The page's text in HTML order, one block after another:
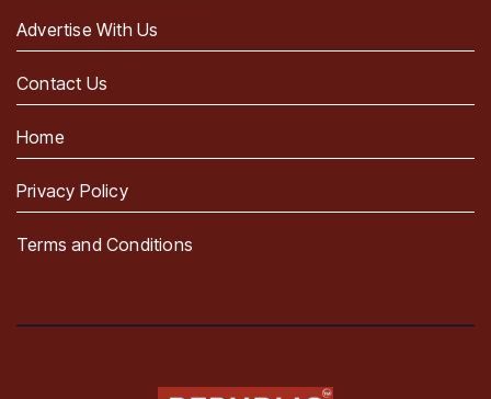
Advertise With Us
Contact Us
Home
Privacy Policy
Terms and Conditions